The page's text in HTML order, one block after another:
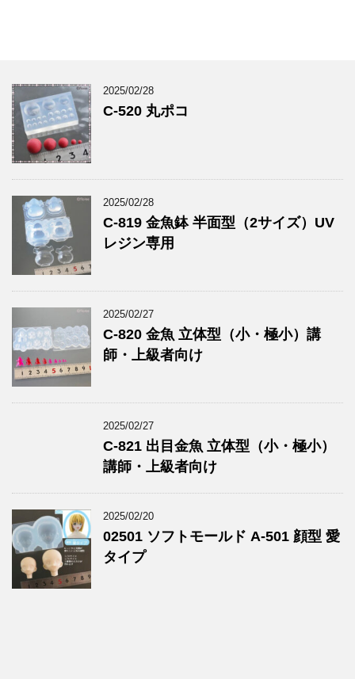
2025/02/28
C-520 丸ポコ
2025/02/28
C-819 金魚鉢 半面型（2サイズ）UV
レジン専用
2025/02/27
C-820 金魚 立体型（小・極小）講
師・上級者向け
2025/02/27
C-821 出目金魚 立体型（小・極小）
講師・上級者向け
2025/02/20
02501 ソフトモールド A-501 顔型 愛
タイプ